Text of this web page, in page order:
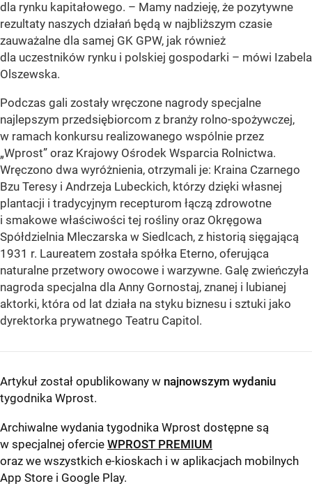
dla rynku kapitałowego. – Mamy nadzieję, że pozytywne
rezultaty naszych działań będą w najbliższym czasie
zauważalne dla samej GK GPW, jak również
dla uczestników rynku i polskiej gospodarki – mówi Izabela
Olszewska.
Podczas gali zostały wręczone nagrody specjalne
najlepszym przedsiębiorcom z branży rolno-spożywczej,
w ramach konkursu realizowanego wspólnie przez
„Wprost” oraz Krajowy Ośrodek Wsparcia Rolnictwa.
Wręczono dwa wyróżnienia, otrzymali je: Kraina Czarnego
Bzu Teresy i Andrzeja Lubeckich, którzy dzięki własnej
plantacji i tradycyjnym recepturom łączą zdrowotne
i smakowe właściwości tej rośliny oraz Okręgowa
Spółdzielnia Mleczarska w Siedlcach, z historią sięgającą
1931 r. Laureatem została spółka Eterno, oferująca
naturalne przetwory owocowe i warzywne. Galę zwieńczyła
nagroda specjalna dla Anny Gornostaj, znanej i lubianej
aktorki, która od lat działa na styku biznesu i sztuki jako
dyrektorka prywatnego Teatru Capitol.
Artykuł został opublikowany w najnowszym wydaniu
tygodnika Wprost.
Archiwalne wydania tygodnika Wprost dostępne są
w specjalnej ofercie WPROST PREMIUM
oraz we wszystkich e-kioskach i w aplikacjach mobilnych
App Store i Google Play.